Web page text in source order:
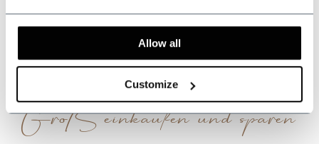
Allow all
Customize
Groß einkaufen und sparen
Dieses Produkt wird oft zusammen mit ...
gekauft.